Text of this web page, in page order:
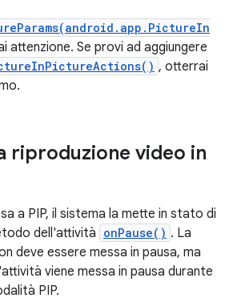
attenzione. Se provi ad aggiungere
, otterrai
riproduzione video in
a PIP, il sistema la mette in stato di
dell'attività onPause() . La
deve essere messa in pausa, ma
viene messa in pausa durante
PIP.